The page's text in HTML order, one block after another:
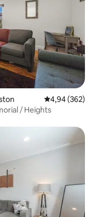
Évaluation
4,94 (362)
/ Heights